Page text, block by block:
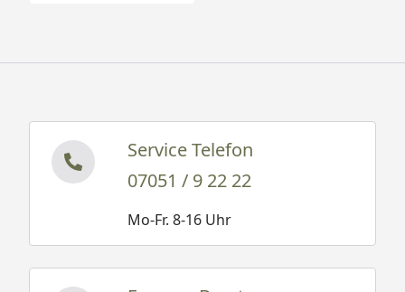
Service Telefon
07051 / 9 22 22
Mo-Fr. 8-16 Uhr